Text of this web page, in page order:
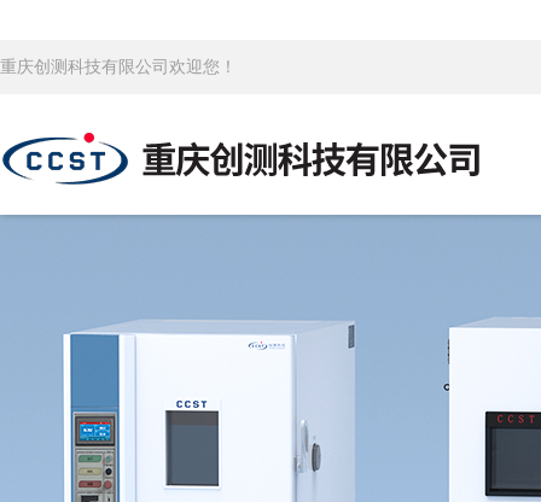
重庆创测科技有限公司欢迎您！